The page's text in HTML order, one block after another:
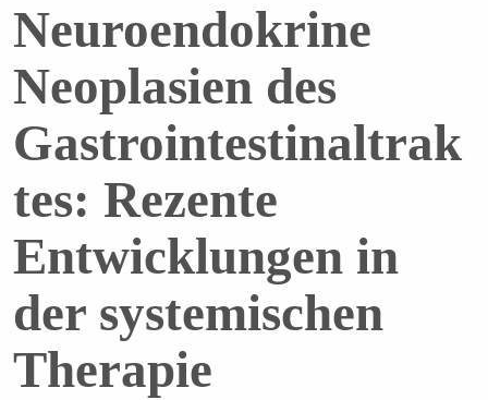
Neuroendokrine
Neoplasien des
Gastrointestinaltrak
tes: Rezente
Entwicklungen in
der systemischen
Therapie